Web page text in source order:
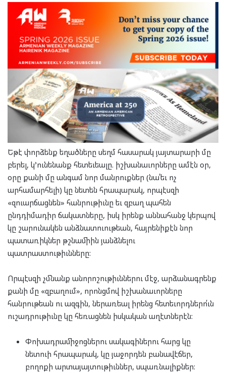
Եթէ փորձենք եղածները սեղմ հասարակ յայտարարի մը
բերել, կ’ունենանք հետեւեալը. իշխանաւորները ամէն օր,
օրը քանի մը անգամ նոր մանրուքներ (նա՛եւ ոչ
արհամարհելի) կը նետեն հրապարակ, որպէսզի
«զուարճացնեն» հանրութիւնը եւ զբաղ պահեն
ընդդիմադիր ճակատները, իսկ իրենք աննահանջ կերպով
կը շարունակեն անձնատուութեան, հայրենիքէն նոր
պատառիկներ թշնամիին յանձնելու
պատրաստութիւնները:
Որպէսզի չմնանք անորոշութիւններու մէջ, արձանագրենք
քանի մը «զբաղում», որոնցմով իշխանաւորները
հանրութեան ու ազգին, ներառեալ իրենց հետեւորդներո՛ւն
ուշադրութիւնը կը հեռացնեն իսկական աղէտներէն:
Փոխադրամիջոցներու սակագիներու հարց կը
նետուի հրապարակ, կը յաջորդեն բանավէճեր,
բողոքի արտայայտութիւններ, սպառնալիքներ: